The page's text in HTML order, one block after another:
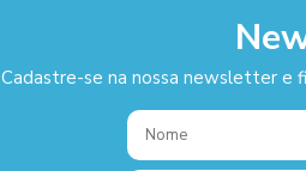
Cadastre-se na nossa newsletter e